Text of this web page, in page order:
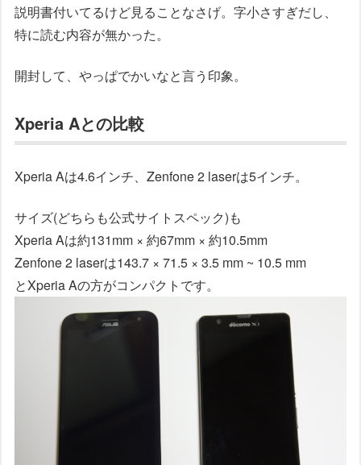
説明書付いてるけど見ることなさげ。字小さすぎだし、
特に読む内容が無かった。
開封して、やっぱでかいなと言う印象。
Xperia Aとの比較
Xperia Aは4.6インチ、Zenfone 2 laserは5インチ。
サイズ(どちらも公式サイトスペック)も
Xperia Aは約131mm × 約67mm × 約10.5mm
Zenfone 2 laserは143.7 × 71.5 × 3.5 mm ~ 10.5 mm
とXperia Aの方がコンパクトです。